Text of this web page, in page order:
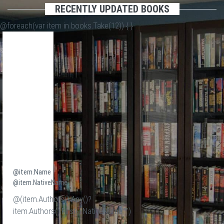
RECENTLY UPDATED BOOKS
@foreach(var item in books.Take(12)) {}
@item.Name
@item.NativeName
@(item.Authors().Any()?
item.Authors().First().NativeName:"")